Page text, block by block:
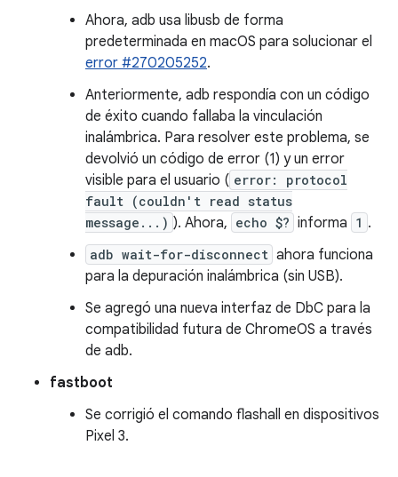
Ahora, adb usa libusb de forma
predeterminada en macOS para solucionar el
error #270205252.
Anteriormente, adb respondía con un código
de éxito cuando fallaba la vinculación
inalámbrica. Para resolver este problema, se
devolvió un código de error (1) y un error
visible para el usuario ( error: protocol
fault (couldn't read status
message...) ). Ahora, echo $? informa 1 .
adb wait-for-disconnect ahora funciona
para la depuración inalámbrica (sin USB).
Se agregó una nueva interfaz de DbC para la
compatibilidad futura de ChromeOS a través
de adb.
fastboot
Se corrigió el comando flashall en dispositivos
Pixel 3.